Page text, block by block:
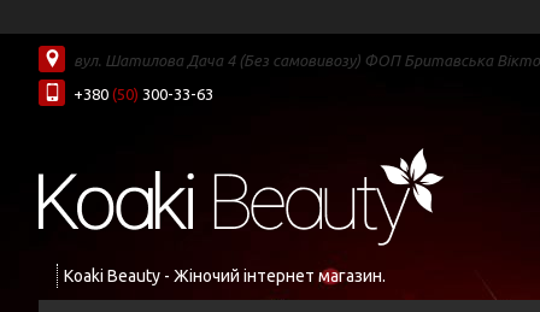
вул. Шатилова Дача 4 (Без самовивозу) ФОП Бритавська
+380 (50) 300-33-63
Koaki Beauty - Жіночий інтернет магазин.